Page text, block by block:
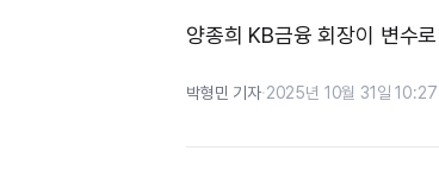
양종희 KB금융 회장이 변수
박형민 기자·2025년 10월 31일 10:27